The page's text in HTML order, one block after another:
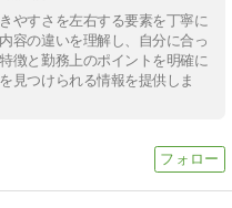
やすさを左右する要素を丁寧に
容の違いを理解し、自分に合っ
徴と勤務上のポイントを明確に
見つけられる情報を提供しま